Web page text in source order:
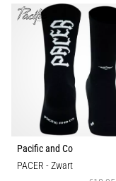
je
praktijk
shuttle
run
Pacific and Co
PACER - Zwart